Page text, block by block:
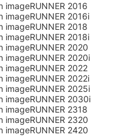
imageRUNNER 2016
imageRUNNER 2016i
imageRUNNER 2018
imageRUNNER 2018i
imageRUNNER 2020
imageRUNNER 2020i
imageRUNNER 2022
imageRUNNER 2022i
imageRUNNER 2025i
imageRUNNER 2030i
imageRUNNER 2318
imageRUNNER 2320
imageRUNNER 2420